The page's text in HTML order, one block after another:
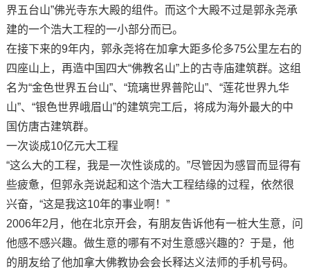
界五台山”佛光寺东大殿的组件。而这个大殿不过是郭永尧承
建的一个浩大工程的一小部分而已。
在接下来的9年内，郭永尧将在加拿大距多伦多75公里左右的
四座山上，再造中国四大“佛教名山”上的古寺庙建筑群。这组
名为“金色世界五台山”、“琉璃世界普陀山”、“莲花世界九华
山”、“银色世界峨眉山”的建筑完工后，将成为海外最大的中
国仿唐古建筑群。
一次谈成10亿元大工程
“这么大的工程，我是一次性谈成的。”尽管因为感冒而显得有
些疲惫，但郭永尧说起和这个浩大工程结缘的过程，依然很
兴奋，“这是我这10年的事业啊！”
2006年2月，他在北京开会，有朋友告诉他有一桩大生意，问
他感不感兴趣。做生意的哪有不对生意感兴趣的？于是，他
的朋友给了他加拿大佛教协会会长释达义法师的手机号码。